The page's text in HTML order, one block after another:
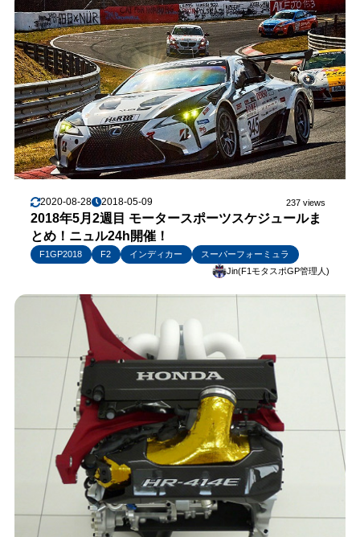
2020-08-28 2018-05-09 237 views
2018年5月2週目 モータースポーツスケジュールま
とめ！ニュル24h開催！
F1GP2018 F2 インディカー
スーパーフォーミュラ
Jin(F1モタスポGP管理人)